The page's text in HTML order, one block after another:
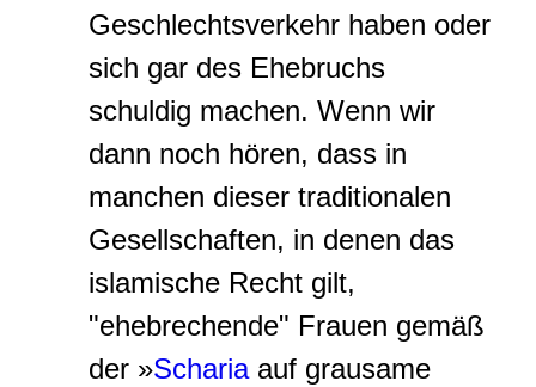
Geschlechtsverkehr haben oder
sich gar des Ehebruchs
schuldig machen. Wenn wir
dann noch hören, dass in
manchen dieser traditionalen
Gesellschaften, in denen das
islamische Recht gilt,
"ehebrechende" Frauen gemäß
der »Schariaauf grausame